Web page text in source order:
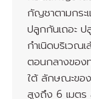
กัญชาตามกร
ปลูกกันเถอะ ป
กำเนิดบริเวณ
ตอนกลางของ
ใต้ ลักษณะของ
สูงถึง 6 เมตร